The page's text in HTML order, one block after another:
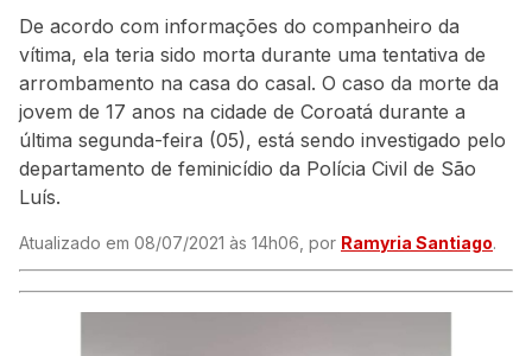
De acordo com informações do companheiro da
vítima, ela teria sido morta durante uma tentativa de
arrombamento na casa do casal. O caso da morte da
jovem de 17 anos na cidade de Coroatá durante a
última segunda-feira (05), está sendo investigado pelo
departamento de feminicídio da Polícia Civil de São
Luís.
Atualizado em 08/07/2021 às 14h06, por Ramyria Santiago.